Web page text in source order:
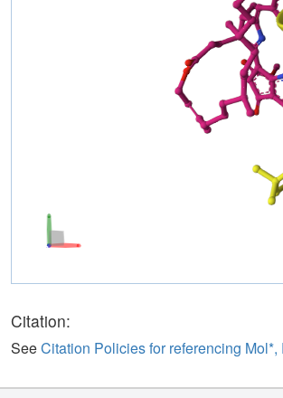
Citation:
SeeCitation Policies for referencing